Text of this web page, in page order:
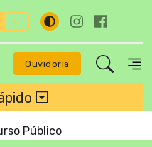
A-
Ouvidoria
Público